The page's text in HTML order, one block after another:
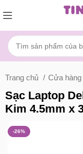
Trang chủ Cửa hàng
Sạc Laptop
Kim 4.5mm x
-26%